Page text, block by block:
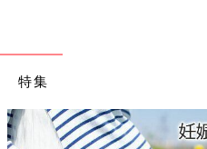
のです。
※記事の内容は記事執筆当時の情
特集